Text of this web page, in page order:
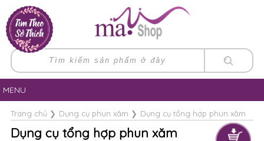
MENU
Trang chủ❯ Dụng cụ phun xăm ❯ Dụng cụ tổng hợp phun xăm
Dụng cụ tổng hợp phun xăm